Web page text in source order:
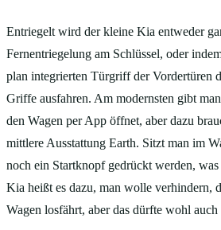
Entriegelt wird der kleine Kia entweder
Fernentriegelung am Schlüssel, oder
plan integrierten Türgriff der Vordertüren
Griffe ausfahren. Am modernsten gibt
den Wagen per App öffnet, aber dazu
mittlere Ausstattung Earth. Sitzt man im
noch ein Startknopf gedrückt werden,
Kia heißt es dazu, man wolle verhindern,
Wagen losfährt, aber das dürfte wohl